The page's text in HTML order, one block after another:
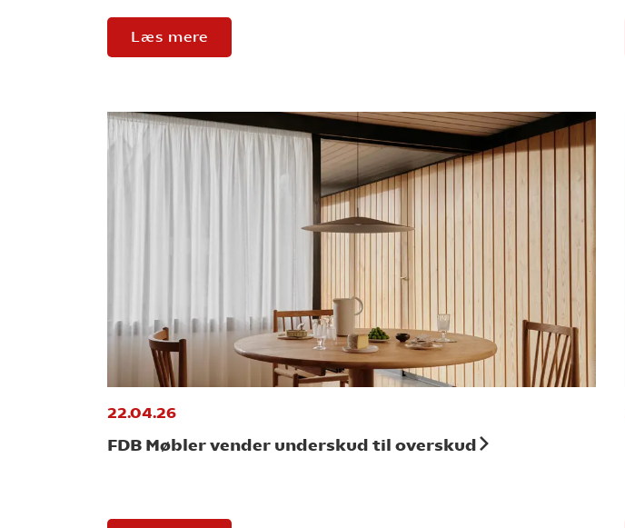
Læs mere
22.04.26
FDB Møbler vender underskud til overskud